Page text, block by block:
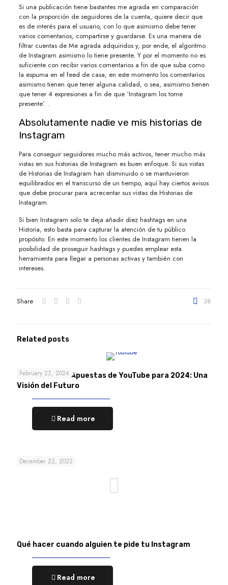
Si una publicación tiene bastantes me agrada en comparación
con la proporción de seguidores de la cuenta, quiere decir que
es de interés para el usuario, con lo que asimismo debe tener
varios comentarios, compartirse y guardarse. Es una manera de
filtrar cuentas de Me agrada adquiridos y, por ende, el algoritmo
de Instagram asimismo lo tiene presente. Y por el momento no es
suficiente con recibir varios comentarios a fin de que suba como
la espuma en el feed de casa, en este momento los comentarios
asimismo tienen que tener alguna calidad, o sea, asimismo tienen
que tener 4 expresiones a fin de que ‘Instagram los tome
presente’. .
Absolutamente nadie ve mis historias de
Instagram
Para conseguir seguidores mucho más activos, tener mucho más
vistas en sus historias de Instagram es buen enfoque. Si sus vistas
de Historias de Instagram han disminuido o se mantuvieron
equilibrados en el transcurso de un tiempo, aquí hay ciertos avisos
que debe procurar para acrecentar sus vistas de Historias de
Instagram.
Si bien Instagram solo te deja añadir diez hashtags en una
Historia, esto basta para capturar la atención de tu público
propósito. En este momento los clientes de Instagram tienen la
posibilidad de proseguir hashtags y puedes emplear esta
herramienta para llegar a personas activas y también con
intereses.
Share 38
Related posts
February 22, 2024
Las 4 Grandes Apuestas de YouTube para 2024: Una
Visión del Futuro
Read more
December 22, 2022
Qué hacer cuando alguien te pide tu Instagram
Read more